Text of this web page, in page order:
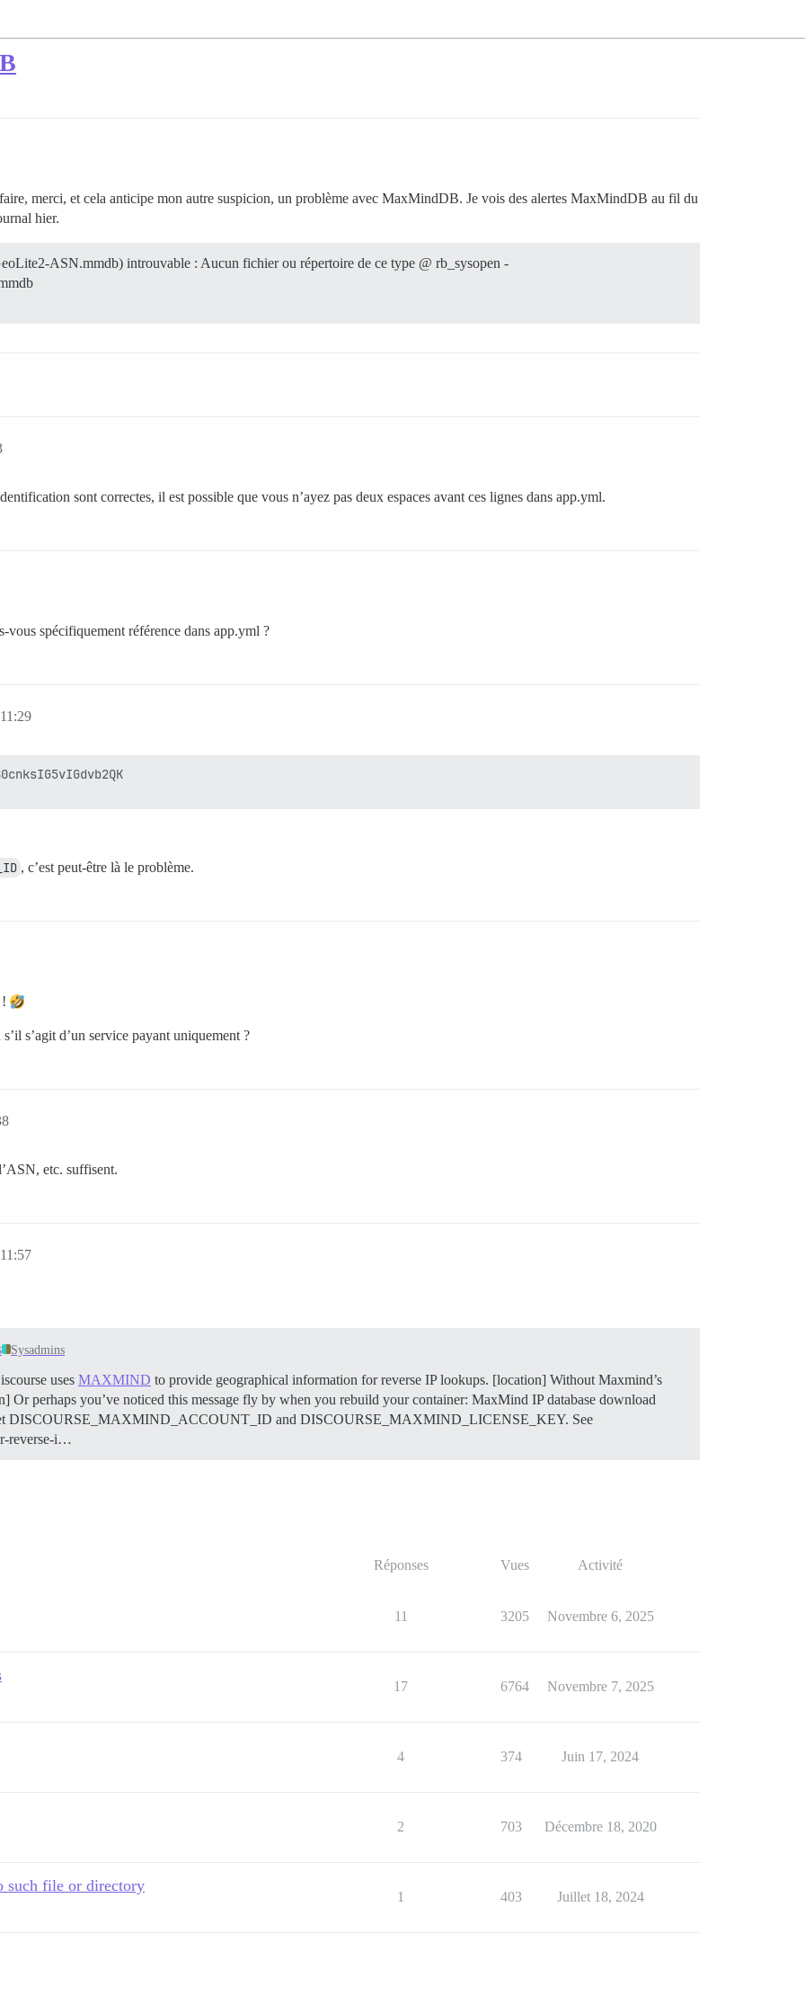
merci, et cela anticipe mon autre suspicion, un problème avec MaxMindDB. Je vois des alertes MaxMindDB au fil du
hier.
ASN.mmdb) introuvable : Aucun fichier ou répertoire de ce type @ rb_sysopen -
sont correctes, il est possible que vous n’ayez pas deux espaces avant ces lignes dans app.yml.
spécifiquement référence dans app.yml ?
, c’est peut-être là le problème.
s’agit d’un service payant uniquement ?
etc. suffisent.
Sysadmins
uses MAXMIND to provide geographical information for reverse IP lookups. [location] Without Maxmind’s
Or perhaps you’ve noticed this message fly by when you rebuild your container: MaxMind IP database download
set DISCOURSE_MAXMIND_ACCOUNT_ID and DISCOURSE_MAXMIND_LICENSE_KEY. See
reverse-i…
Réponses Vues Activité
11 3205 Novembre 6, 2025
17 6764 Novembre 7, 2025
4 374 Juin 17, 2024
2 703 Décembre 18, 2020
such file or directory
1 403 Juillet 18, 2024